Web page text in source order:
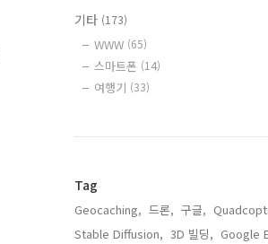
기타 (173)
WWW (65)
스마트폰 (14)
여행기 (33)
Tag
Geocaching, 드론, 구글,
Stable Diffusion, 3D 빌딩, Google